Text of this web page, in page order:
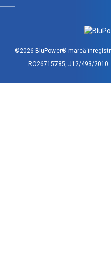
©2026 BluPower® marcă
RO26715785, J12/493/